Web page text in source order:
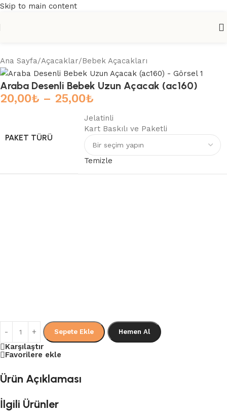
Skip to main content
Ana Sayfa/Açacaklar/Bebek Açacakları
Araba Desenli Bebek Uzun Açacak (ac160)
20,00₺ – 25,00₺
PAKET TÜRÜ
Jelatinli
Kart Baskılı ve Paketli
Temizle
Sepete Ekle Hemen Al
Karşılaştır
Favorilere ekle
Ürün Açıklaması
İlgili Ürünler